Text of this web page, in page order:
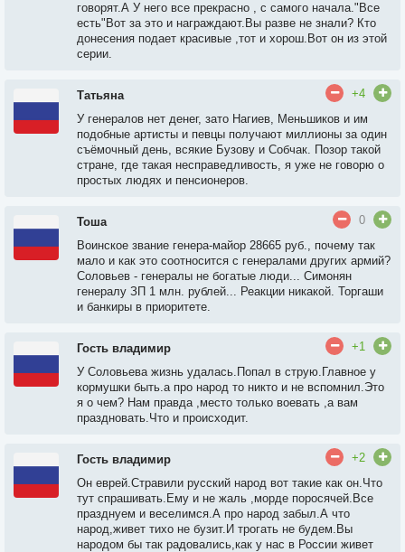
говорят.А У него все прекрасно , с самого начала."Все
есть"Вот за это и награждают.Вы разве не знали? Кто
донесения подает красивые ,тот и хорош.Вот он из этой
серии.
Татьяна
+4
У генералов нет денег, зато Нагиев, Меньшиков и им
подобные артисты и певцы получают миллионы за один
съёмочный день, всякие Бузову и Собчак. Позор такой
стране, где такая несправедливость, я уже не говорю о
простых людях и пенсионеров.
Тоша
0
Воинское звание генера-майор 28665 руб., почему так
мало и как это соотносится с генералами других армий?
Соловьев - генералы не богатые люди... Симонян
генералу ЗП 1 млн. рублей... Реакции никакой. Торгаши
и банкиры в приоритете.
Гость владимир
+1
У Соловьева жизнь удалась.Попал в струю.Главное у
кормушки быть.а про народ то никто и не вспомнил.Это
я о чем? Нам правда ,место только воевать ,а вам
праздновать.Что и происходит.
Гость владимир
+2
Он еврей.Стравили русский народ вот такие как он.Что
тут спрашивать.Ему и не жаль ,морде поросячей.Все
празднуем и веселимся.А про народ забыл.А что
народ,живет тихо не бузит.И трогать не будем.Вы
народом бы так радовались,как у нас в России живет